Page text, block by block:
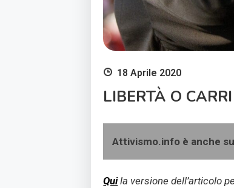
18 Aprile 2020
LIBERTÀ O
Attivismo.info è anche
Qui la versione dell’articolo